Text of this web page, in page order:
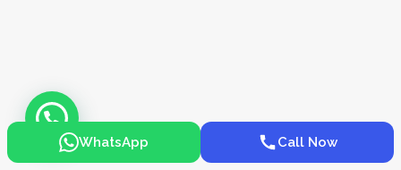
WhatsApp Call Now